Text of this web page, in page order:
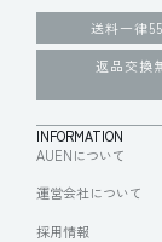
送料一律
返品交換
INFORMATION
AUENについて
運営会社について
採用情報